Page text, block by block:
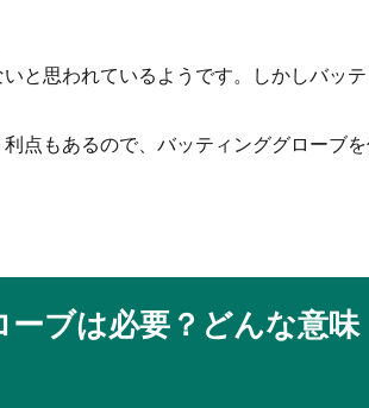
合の志望理由とその考え方
大切ですが、良い印象を与えようと面接中終始笑顔でいるだ
と思われているようです。しかしバッ
点もあるので、バッティンググローブ
ブは必要？どんな意味